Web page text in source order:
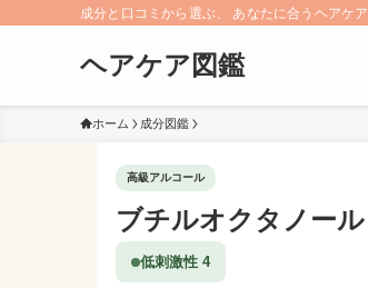
成分と口コミから選ぶ、 あなたに合うヘアケア
ヘアケア図鑑
ホーム 成分図鑑
高級アルコール
ブチルオクタノール
低刺激性 4